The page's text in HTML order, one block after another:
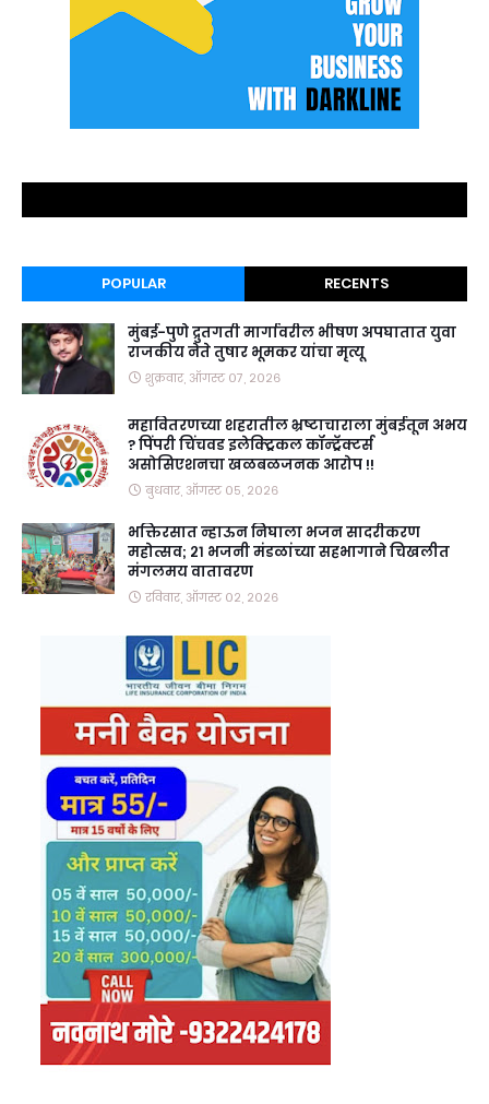
POPULAR RECENTS
मुंबई-पुणे द्रुतगती मार्गावरील भीषण अपघातात युवा
राजकीय नेते तुषार भूमकर यांचा मृत्यू
शुक्रवार, ऑगस्ट ०७, २०२६
महावितरणच्या शहरातील भ्रष्टाचाराला मुंबईतून अभय
? पिंपरी चिंचवड इलेक्ट्रिकल कॉन्ट्रॅक्टर्स
असोसिएशनचा खळबळजनक आरोप !!
बुधवार, ऑगस्ट ०५, २०२६
भक्तिरसात न्हाऊन निघाला भजन सादरीकरण
महोत्सव; २१ भजनी मंडळांच्या सहभागाने चिखलीत
मंगलमय वातावरण
रविवार, ऑगस्ट ०२, २०२६